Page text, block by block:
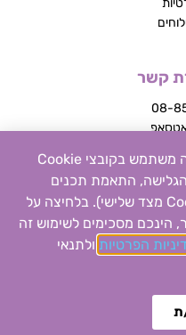
קשר
08-
מאובטחת
אנו מכבדים את פרטיותכם. אתר זה משתמש בקובצי Cookie
הגלישה, התאמת תכנים
וניתוחים סטטיסטיים (לרבות Cookies מצד שלישי). בלחיצה על
מסכימים לשימוש זה
הפרטיות ולתנאי
ת